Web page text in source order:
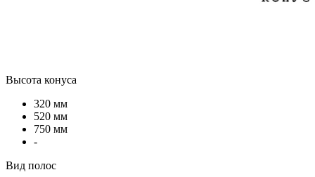
Высота конуса
320 мм
520 мм
750 мм
-
Вид полос